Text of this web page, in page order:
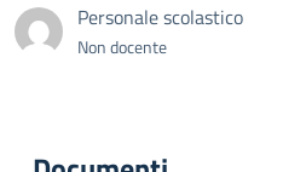
Personale scolastico
Non docente